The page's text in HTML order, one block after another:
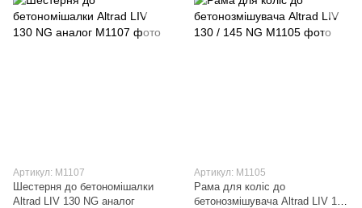
Артикул: М1107
Шестерня до бетономішалки
Altrad LIV 130 NG аналог
Артикул: М1105
Рама для коліс до
бетонозмішувача Altrad LIV 130